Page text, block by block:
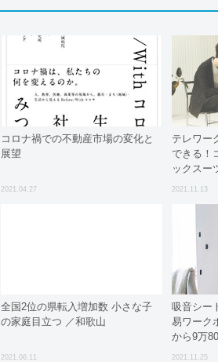
コロナ禍での不動産市場の変化と
展望
2021.04.27
テレワー
できる！
ックスー
2021.11.13
全国2位の県転入増加数 小さな子
の家庭目立つ ／和歌山
2021.06.11
吸音シー
易ワーク
から9万
2021.11.25